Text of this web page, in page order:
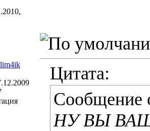
Цитата:
Сообщение
НУ ВЫ